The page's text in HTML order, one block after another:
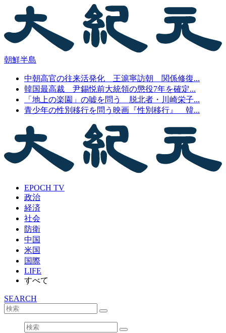
朝鮮半島
中朝高官の往来活発化 王滬寧訪朝 関係修復...
韓国最高裁 尹錫悦前大統領の懲役7年を確定...
「地上の楽園」の嘘を問う 脱北者・川崎栄子...
青少年の性別移行を問う映画『性別移行』 韓...
EPOCH TV
政治
経済
社会
防衛
中国
米国
国際
LIFE
すべて
SEARCH